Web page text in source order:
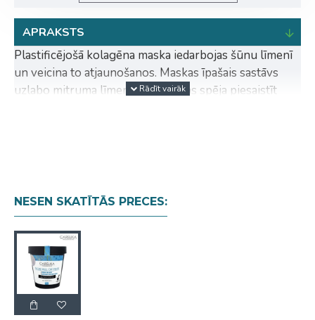
APRAKSTS
Plastificējošā kolagēna maska iedarbojas šūnu līmenī
un veicina to atjaunošanos. Maskas īpašais sastāvs
uzlabo mitruma līmeni ādā. Maskas spēja piesaistīt
MENTOLS.Nomierinošs un atvēsinošs.
Samazina tauku dziedzeru darbību, palīdz
mazināt sāpīgas reakcijas, mazina iekaisumu,
pazemina vietējo temperatūru, veicina asins
aizplūšanu, atvieglo drenāžu, cirkulāciju un
muskuļu relaksāciju. Mazina iekaisumu, stimulē
asins un limfas plūsmu, relaksē muskuļus.
NESEN SKATĪTĀS PRECES: